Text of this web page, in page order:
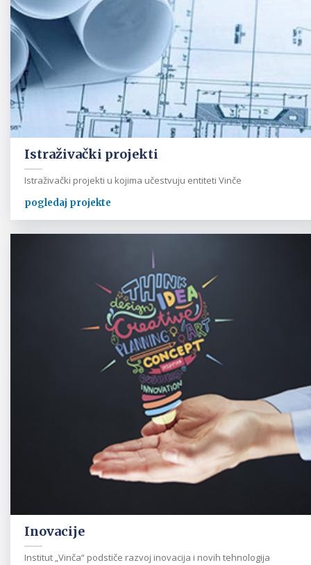
Istraživački projekti
Istraživački projekti u kojima učestvuju entiteti Vinče
pogledaj projekte
Inovacije
Institut „Vinča“ podstiče razvoj inovacija i novih tehnologija